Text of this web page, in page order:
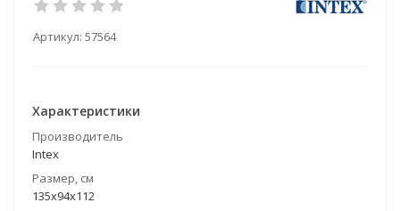
Артикул: 57564
Характеристики
Производитель
Intex
Размер, см
135х94х112